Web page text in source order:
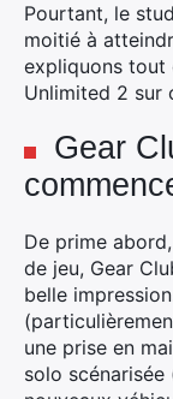
Pourtant, le
moitié à
expliquons tout
Unlimited 2 sur
Gear
De prime
de jeu, Gear
belle
une prise en
solo